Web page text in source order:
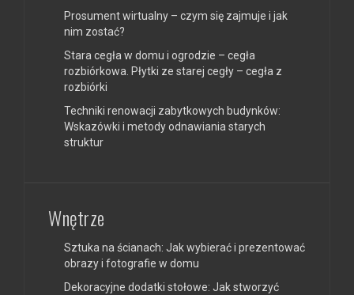
Prosument wirtualny – czym się zajmuje i jak
nim zostać?
Stara cegła w domu i ogrodzie – cegła
rozbiórkowa. Płytki ze starej cegły – cegła z
rozbiórki
Techniki renowacji zabytkowych budynków:
Wskazówki i metody odnawiania starych
struktur
Wnętrze
Sztuka na ścianach: Jak wybierać i prezentować
obrazy i fotografie w domu
Dekoracyjne dodatki stołowe: Jak stworzyć